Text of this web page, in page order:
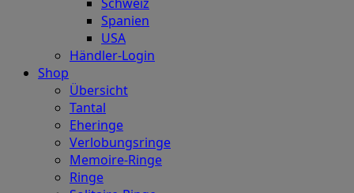
Spanien
USA
Händler-Login
Shop
Übersicht
Tantal
Eheringe
Verlobungsringe
Memoire-Ringe
Ringe